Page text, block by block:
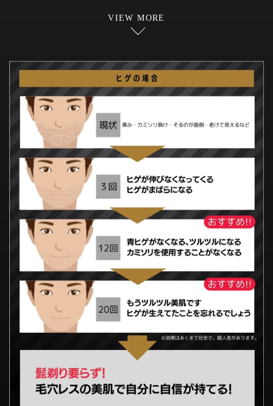
VIEW MORE